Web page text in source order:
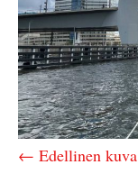
← Edellinen kuva